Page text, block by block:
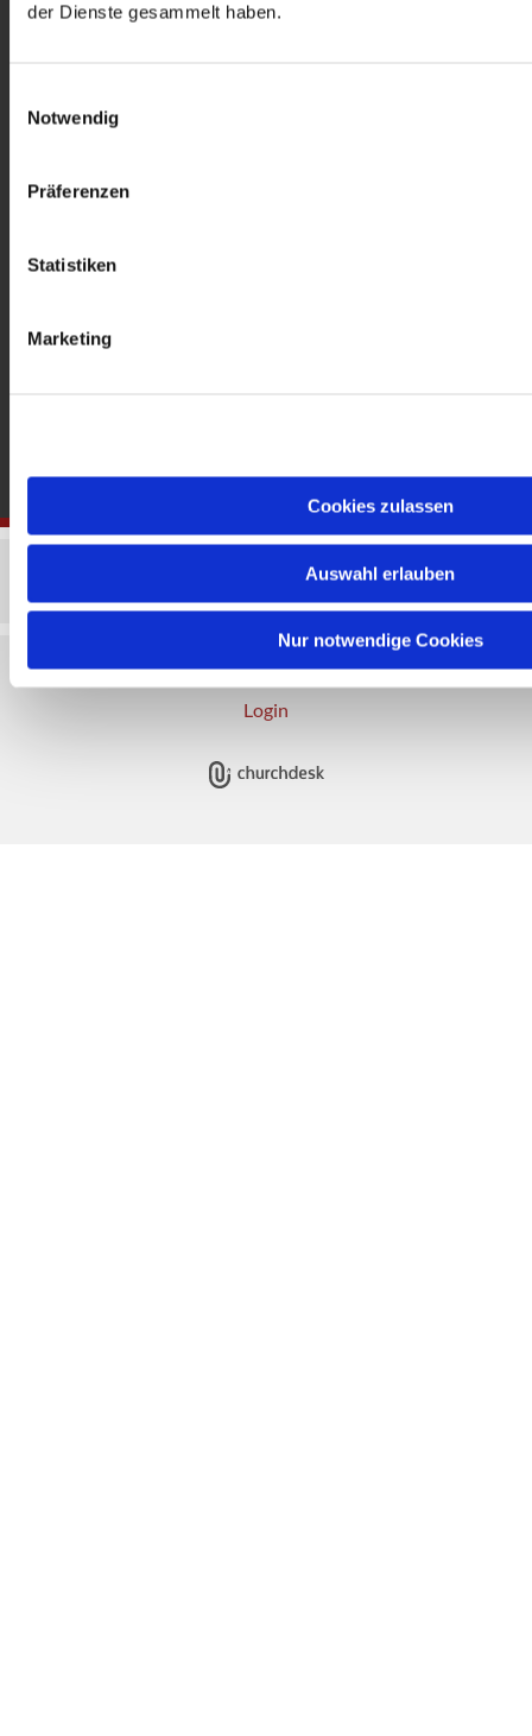
der Dienste gesammelt haben.
Notwendig
Präferenzen
Statistiken
Marketing
Cookies zulassen
Auswahl erlauben
Nur notwendige Cookies
Heckerdamm 230, 13627 Berlin |
Offene Kirche: Täglich 08-18 Uhr
Impressum Datenschutzerklärung
ChurchDesk-
Login